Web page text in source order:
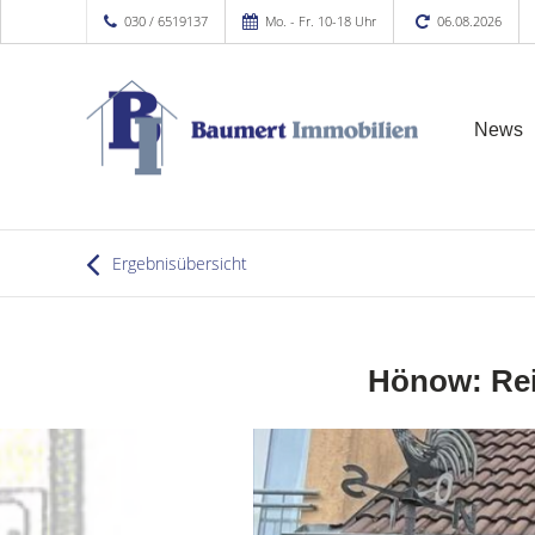
030 / 6519137 Mo. - Fr. 10-18 Uhr 06.08.2026
News
Ergebnisübersicht
Hönow: